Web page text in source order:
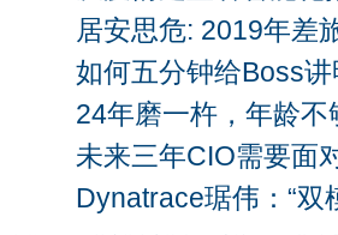
居安思危: 2019年差
如何五分钟给Boss
24年磨一杵，年龄
未来三年CIO需要面
Dynatrace琚伟：“双